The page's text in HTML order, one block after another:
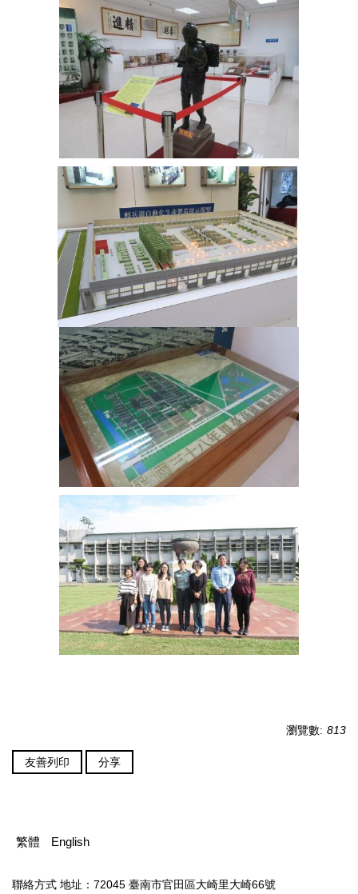
瀏覽數: 813
友善列印 分享
繁體 English
聯絡方式 地址：72045 臺南市官田區大崎里大崎66號